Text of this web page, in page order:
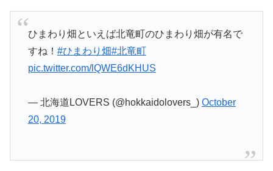
ひまわり畑といえば北竜町のひまわり畑が有名で
すね！ #ひまわり畑#北竜町
pic.twitter.com/lQWE6dKHUS
— 北海道LOVERS (@hokkaidolovers_) October
20, 2019